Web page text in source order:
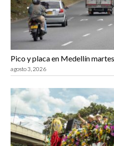
Pico y placa en Medellín
agosto 3, 2026